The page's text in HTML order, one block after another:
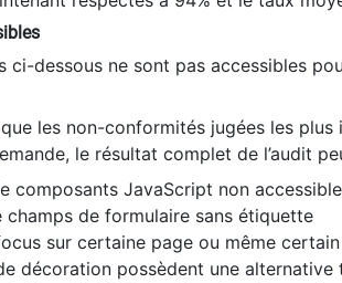
ci-dessous ne sont pas accessibles
les non-conformités jugées les
le résultat complet de l’audit
composants JavaScript non
champs de formulaire sans étiquette
sur certaine page ou même
décoration possèdent une alternative